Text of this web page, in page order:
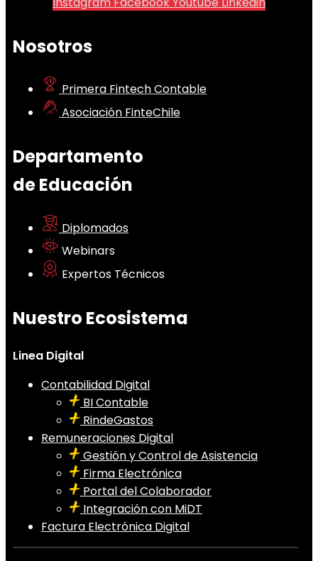
Nosotros
Primera Fintech Contable
Asociación FinteChile
Departamento
de Educación
Diplomados
Webinars
Expertos Técnicos
Nuestro Ecosistema
Linea Digital
Contabilidad Digital
BI Contable
RindeGastos
Remuneraciones Digital
Gestión y Control de Asistencia
Firma Electrónica
Portal del Colaborador
Integración con MiDT
Factura Electrónica Digital